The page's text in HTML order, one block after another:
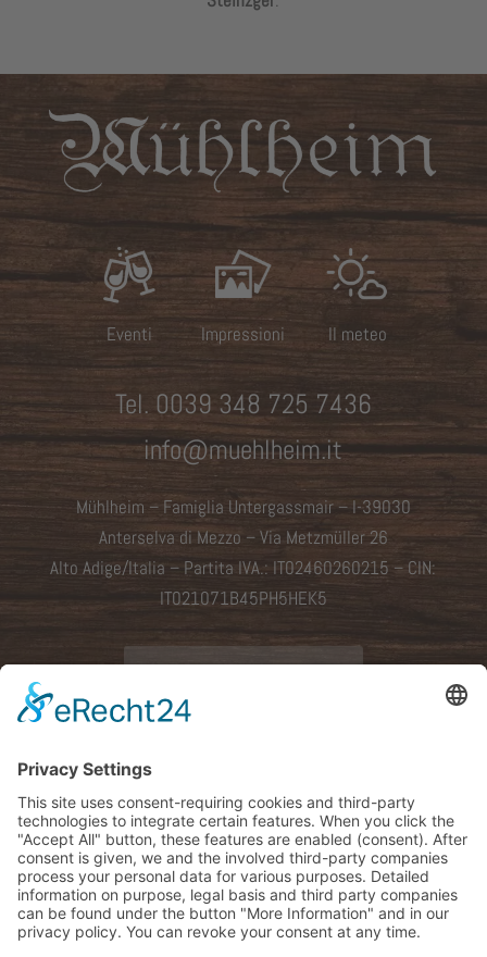
Eventi Impressioni Il meteo
Tel. 0039 348 725 7436
info@muehlheim.it
Mühlheim – Famiglia Untergassmair – I-39030
Anterselva di Mezzo –Via Metzmüller 26
Alto Adige/Italia – Partita IVA.: IT02460260215 – CIN:
IT021071B45PH5HEK5